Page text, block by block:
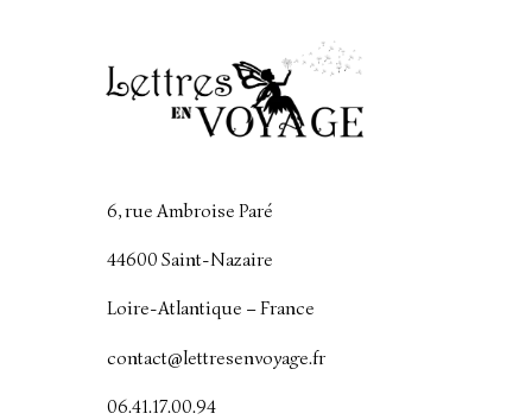
6, rue Ambroise Paré
44600 Saint-Nazaire
Loire-Atlantique – France
contact@lettresenvoyage.fr
06.41.17.00.94